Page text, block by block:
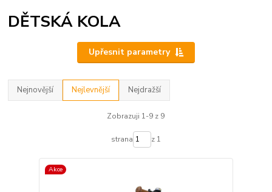
DĚTSKÁ KOLA
Upřesnit parametry
Nejnovější Nejlevnější Nejdražší
Zobrazuji 1-9 z 9
strana z 1
Akce